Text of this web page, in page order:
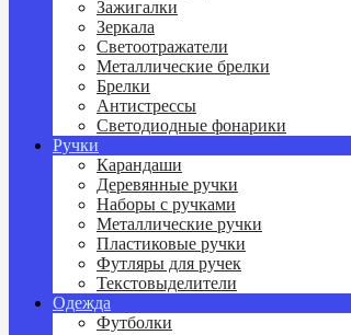
Зажигалки
Зеркала
Светоотражатели
Металлические брелки
Брелки
Антистрессы
Светодиодные фонарики
Ручки
Карандаши
Деревянные ручки
Наборы с ручками
Металлические ручки
Пластиковые ручки
Футляры для ручек
Текстовыделители
Одежда
Футболки